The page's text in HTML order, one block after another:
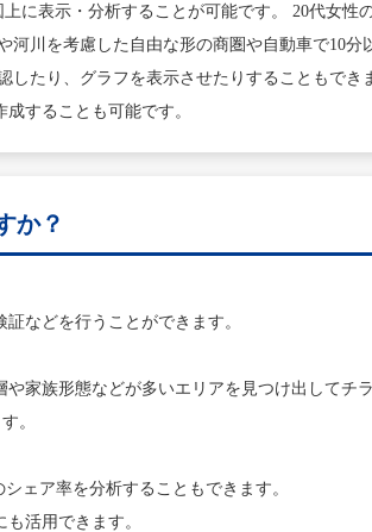
に表示・分析することが可能です。 20代女性
川を考慮した自由な形の商圏や自動車で10
たり、グラフを表示させたりすることもでき
することも可能です。
か？
などを行うことができます。
家族形態などが多いエリアを見つけ出してチ
。
ェア率を分析することもできます。
活用できます。